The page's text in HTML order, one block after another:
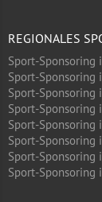
REGIONALES
Sport-Sponsoring
Sport-Sponsoring
Sport-Sponsoring
Sport-Sponsoring
Sport-Sponsoring
Sport-Sponsoring
Sport-Sponsoring
Sport-Sponsoring